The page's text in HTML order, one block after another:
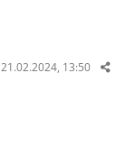
21.02.2024, 13:50